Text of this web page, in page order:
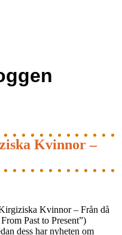
Kvinnor –
Kvinnor – Från då
Past to Present”)
dess har nyheten om